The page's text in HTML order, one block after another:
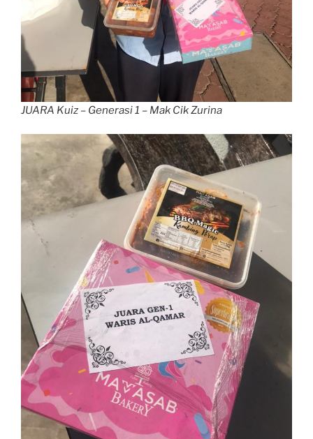
JUARA Kuiz – Generasi 1 – Mak Cik Zurina